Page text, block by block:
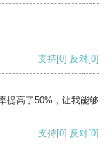
支持[0] 反对[0]
提高了50%，让我能够
支持[0] 反对[0]